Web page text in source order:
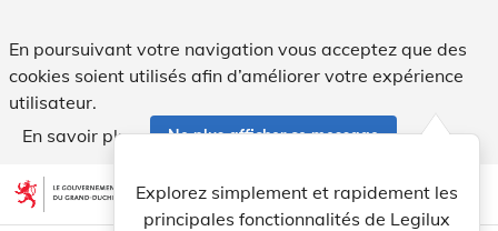
En poursuivant votre navigation vous acceptez que des
cookies soient utilisés afin d’améliorer votre expérience
utilisateur.
En savoir plus
Ne plus afficher ce message
Aller au contenu account_circle help Aide
Explorez simplement et rapidement les
principales fonctionnalités de Legilux
light_mode dark_mode